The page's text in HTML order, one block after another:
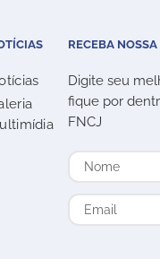
RECEBA
Digite seu
fique por
FNCJ